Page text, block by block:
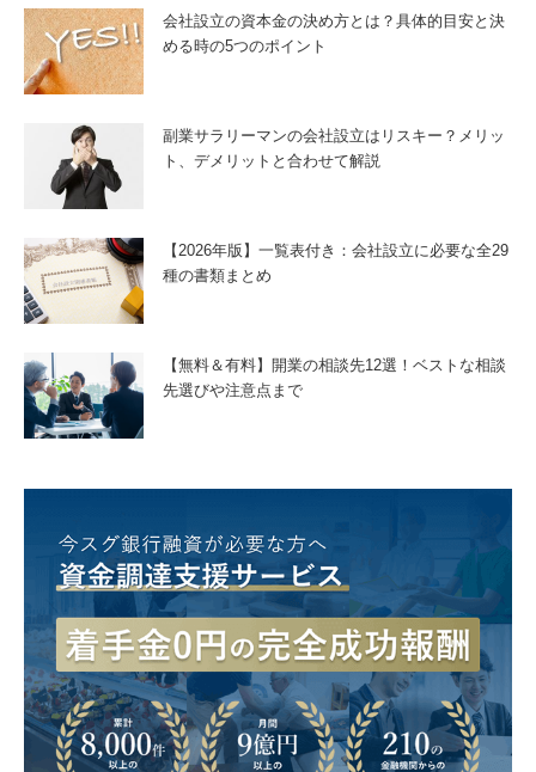
会社設立の資本金の決め方とは？具体的目安と決
める時の5つのポイント
副業サラリーマンの会社設立はリスキー？メリッ
ト、デメリットと合わせて解説
【2026年版】一覧表付き：会社設立に必要な全29
種の書類まとめ
【無料＆有料】開業の相談先12選！ベストな相談
先選びや注意点まで